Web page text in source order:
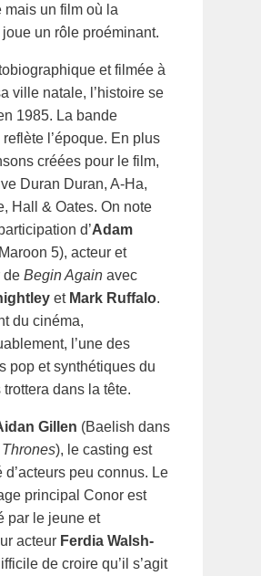
mais un film où la
un rôle proéminant.
et filmée à
ville natale, l’histoire se
1985. La bande
l’époque. En plus
créées pour le film,
Duran Duran, A-Ha,
Hall & Oates. On note
d’Adam
5), acteur et
de Begin Again avec
et Mark Ruffalo.
du cinéma,
l’une des
pop et synthétiques du
dans la tête.
Gillen (Baelish dans
), le casting est
d’acteurs peu connus. Le
principal Conor est
par le jeune et
acteur Ferdia Walsh-
de croire qu’il s’agit